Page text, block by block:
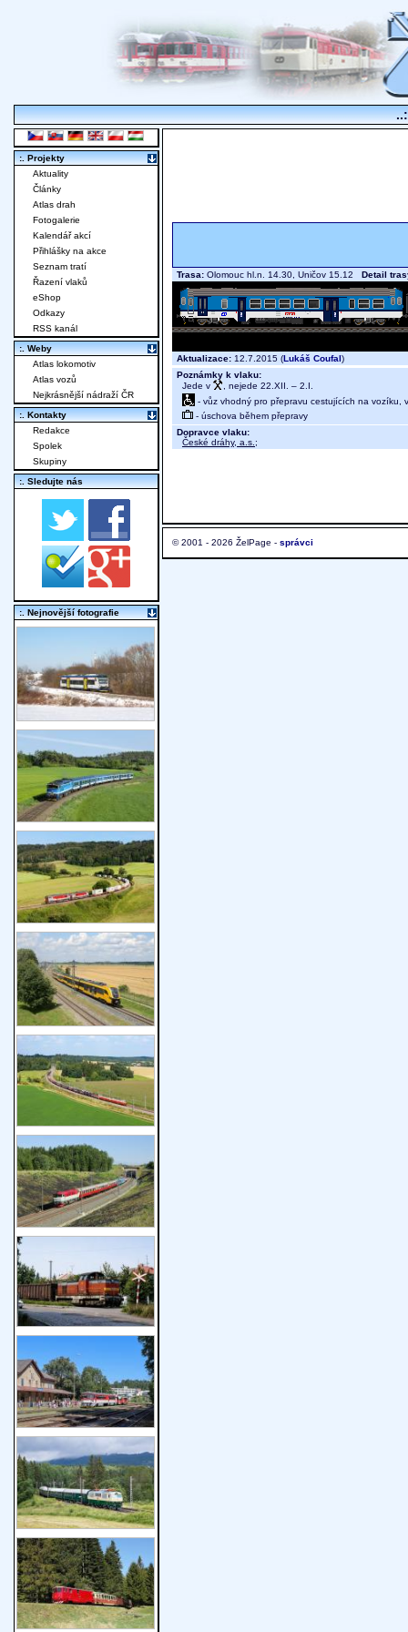
Trasa: Olomouc hl.n. 14.30, Uničov 15.12 Detail
Aktualizace: 12.7.2015 (Lukáš Coufal)
Poznámky k vlaku:
Jede v
, nejede 22.XII. – 2.I.
- vůz vhodný pro přepravu cestujících na vozíku,
- úschova během přepravy
Dopravce vlaku:
České dráhy, a.s. ;
© 2001 - 2026 ŽelPage - správci
:. Projekty
Aktuality
Články
Atlas drah
Fotogalerie
Kalendář akcí
Přihlášky na akce
Seznam tratí
Řazení vlaků
eShop
Odkazy
RSS kanál
:. Weby
Atlas lokomotiv
Atlas vozů
Nejkrásnější nádraží ČR
:. Kontakty
Redakce
Spolek
Skupiny
:. Sledujte nás
:. Nejnovější fotografie